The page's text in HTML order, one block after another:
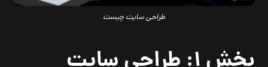
طراحی سایت چیست